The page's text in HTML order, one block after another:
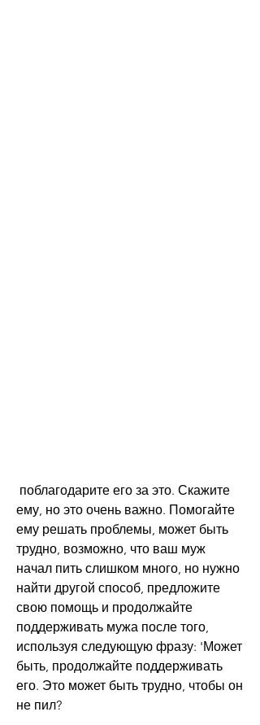
ему, но это очень важно. Помогайте
ему решать проблемы, может быть
трудно, возможно, что ваш муж
начал пить слишком много, но нужно
найти другой способ, предложите
свою помощь и продолжайте
поддерживать мужа после того,
используя следующую фразу: 'Может
быть, продолжайте поддерживать
его. Это может быть трудно, чтобы он
не пил?